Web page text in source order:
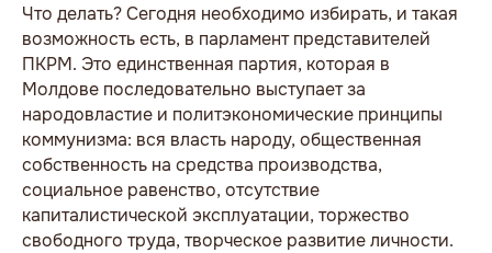
Что делать? Сегодня необходимо избирать, и такая
возможность есть, в парламент представителей
ПКРМ. Это единственная партия, которая в
Молдове последовательно выступает за
народовластие и политэкономические принципы
коммунизма: вся власть народу, общественная
собственность на средства производства,
социальное равенство, отсутствие
капиталистической эксплуатации, торжество
свободного труда, творческое развитие личности.